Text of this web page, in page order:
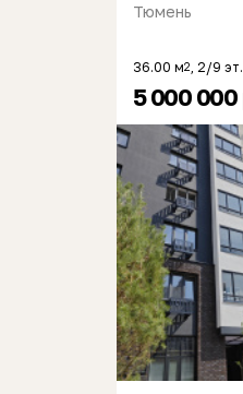
Тюмень
36.00 м2, 2/9 эт.
5 000 000